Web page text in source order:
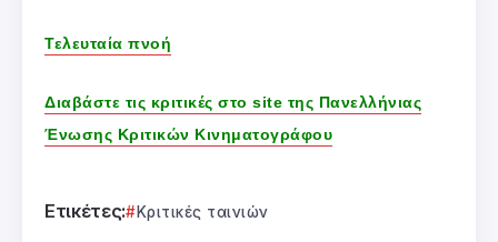
Τελευταία πνοή
Διαβάστε τις κριτικές στο site της Πανελλήνιας
Ένωσης Κριτικών Κινηματογράφου
Ετικέτες: Κριτικές ταινιών